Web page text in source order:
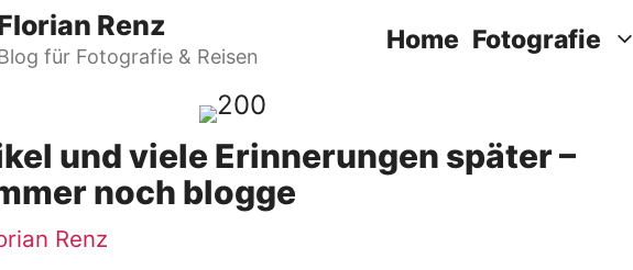
Renz
für Fotografie & Reisen
Home Fotografie
und viele Erinnerungen später –
noch blogge
Renz